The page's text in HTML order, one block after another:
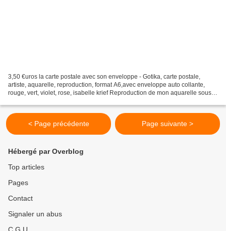
3,50 €uros la carte postale avec son enveloppe - Gotika, carte postale,
artiste, aquarelle, reproduction, format A6,avec enveloppe auto collante,
rouge, vert, violet, rose, isabelle krief Reproduction de mon aquarelle sous
< Page précédente Page suivante >
Hébergé par Overblog
Top articles
Pages
Contact
Signaler un abus